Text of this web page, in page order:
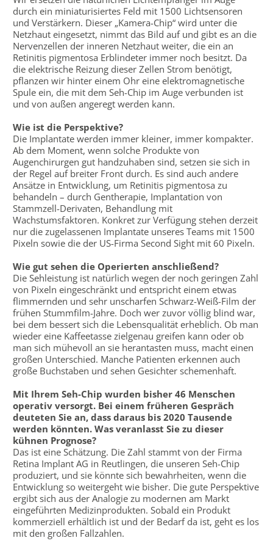
durch ein miniaturisiertes Feld mit 1500 Lichtsensoren
und Verstärkern. Dieser „Kamera-Chip“ wird unter die
Netzhaut eingesetzt, nimmt das Bild auf und gibt es an die
Nervenzellen der inneren Netzhaut weiter, die ein an
Retinitis pigmentosa Erblindeter immer noch besitzt. Da
die elektrische Reizung dieser Zellen Strom benötigt,
pflanzen wir hinter einem Ohr eine elektromagnetische
Spule ein, die mit dem Seh-Chip im Auge verbunden ist
und von außen angeregt werden kann.
Wie ist die Perspektive?
Die Implantate werden immer kleiner, immer kompakter.
Ab dem Moment, wenn solche Produkte von
Augenchirurgen gut handzuhaben sind, setzen sie sich in
der Regel auf breiter Front durch. Es sind auch andere
Ansätze in Entwicklung, um Retinitis pigmentosa zu
behandeln – durch Gentherapie, Implantation von
Stammzell-Derivaten, Behandlung mit
Wachstumsfaktoren. Konkret zur Verfügung stehen derzeit
nur die zugelassenen Implantate unseres Teams mit 1500
Pixeln sowie die der US-Firma Second Sight mit 60 Pixeln.
Wie gut sehen die Operierten anschließend?
Die Sehleistung ist natürlich wegen der noch geringen Zahl
von Pixeln eingeschränkt und entspricht einem etwas
flimmernden und sehr unscharfen Schwarz-Weiß-Film der
frühen Stummfilm-Jahre. Doch wer zuvor völlig blind war,
bei dem bessert sich die Lebensqualität erheblich. Ob man
wieder eine Kaffeetasse zielgenau greifen kann oder ob
man sich mühevoll an sie herantasten muss, macht einen
großen Unterschied. Manche Patienten erkennen auch
große Buchstaben und sehen Gesichter schemenhaft.
Mit Ihrem Seh-Chip wurden bisher 46 Menschen
operativ versorgt. Bei einem früheren Gespräch
deuteten Sie an, dass daraus bis 2020 Tausende
werden könnten. Was veranlasst Sie zu dieser
kühnen Prognose?
Das ist eine Schätzung. Die Zahl stammt von der Firma
Retina Implant AG in Reutlingen, die unseren Seh-Chip
produziert, und sie könnte sich bewahrheiten, wenn die
Entwicklung so weitergeht wie bisher. Die gute Perspektive
ergibt sich aus der Analogie zu modernen am Markt
eingeführten Medizinprodukten. Sobald ein Produkt
kommerziell erhältlich ist und der Bedarf da ist, geht es los
mit den großen Fallzahlen.